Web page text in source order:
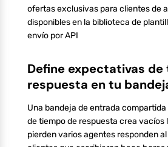
ofertas exclusivas para clientes de
disponibles en la biblioteca de
envío por API
Define expectativas
respuesta en tu
Una bandeja de entrada
de tiempo de respuesta crea vacíos
pierden varios agentes responden